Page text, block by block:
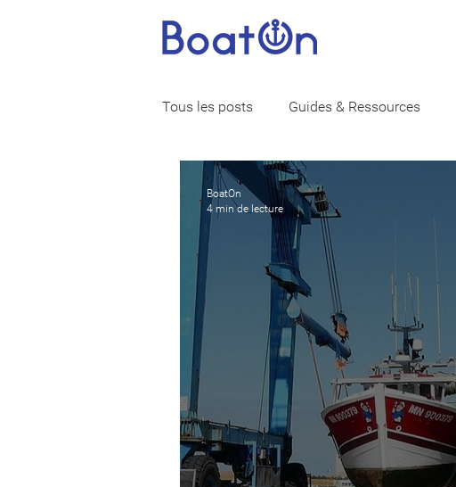
Tous les posts Guides & Ressources
Vie de marin Assurance bateau
BoatOn
4 min de lecture